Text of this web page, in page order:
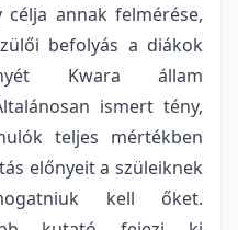
annak felmérése,
befolyás a diákok
Kwara állam
ismert tény,
teljes mértékben
előnyeit a szüleiknek
kell őket.